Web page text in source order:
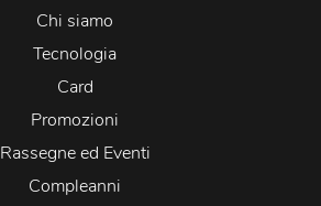
Chi siamo
Tecnologia
Card
Promozioni
Rassegne ed Eventi
Compleanni